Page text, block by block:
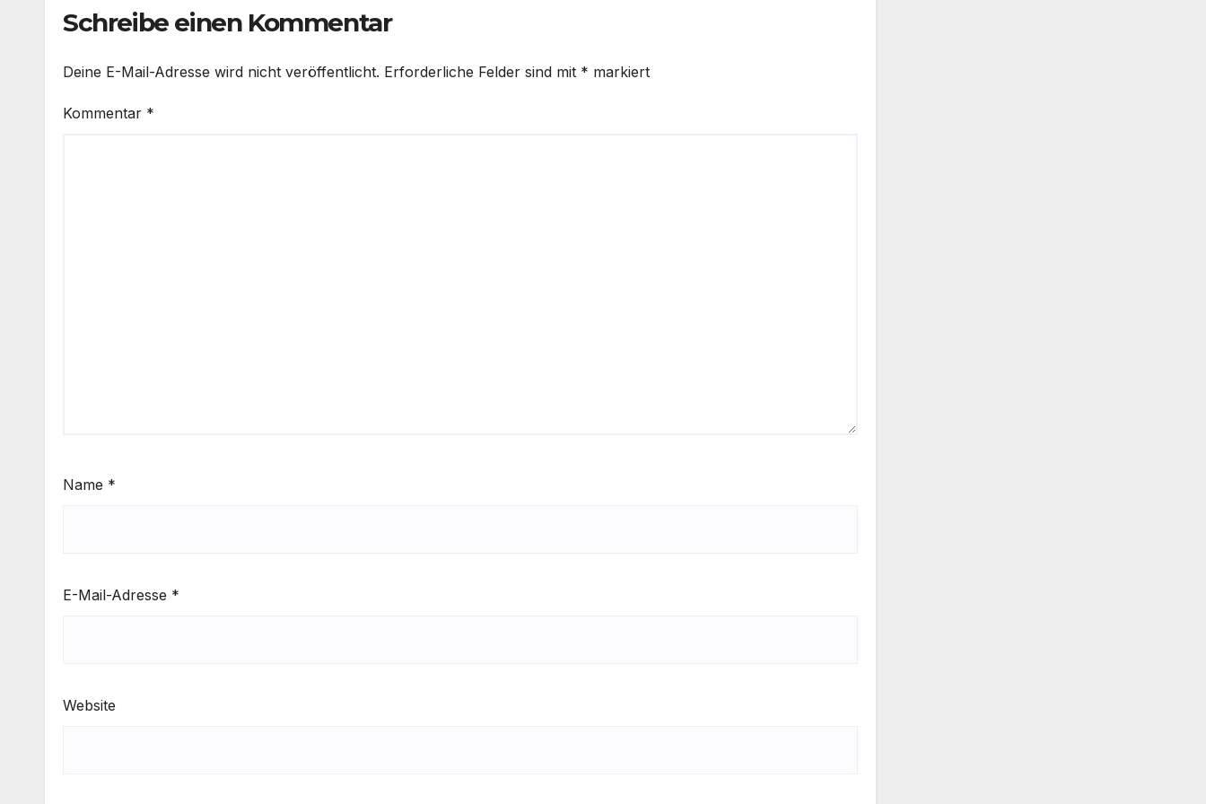
Schreibe einen Kommentar
Deine E-Mail-Adresse wird nicht veröffentlicht. Erforderliche Felder sind mit * markiert
Kommentar *
Name *
E-Mail-Adresse *
Website